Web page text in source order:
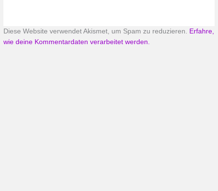
Diese Website verwendet Akismet, um Spam zu reduzieren. Erfahre,
wie deine Kommentardaten verarbeitet werden.